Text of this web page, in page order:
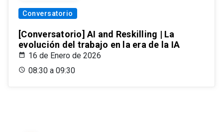
Conversatorio
[Conversatorio] AI and Reskilling | La
evolución del trabajo en la era de la IA
16 de Enero de 2026
08:30 a 09:30